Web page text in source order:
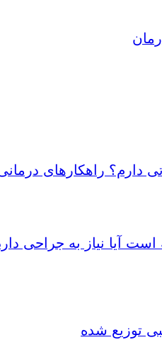
دارم؟ راهکارهای
آیا نیاز به جراحی
توزیع شده